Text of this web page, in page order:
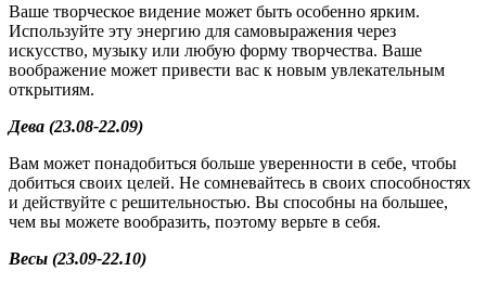
Ваше творческое видение может быть особенно ярким.
Используйте эту энергию для самовыражения через
искусство, музыку или любую форму творчества. Ваше
воображение может привести вас к новым увлекательным
открытиям.
Дева (23.08-22.09)
Вам может понадобиться больше уверенности в себе, чтобы
добиться своих целей. Не сомневайтесь в своих способностях
и действуйте с решительностью. Вы способны на большее,
чем вы можете вообразить, поэтому верьте в себя.
Весы (23.09-22.10)